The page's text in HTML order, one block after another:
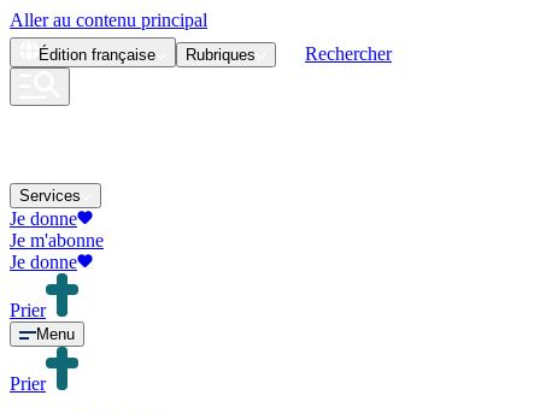
Aller au contenu principal
Édition française Rubriques Rechercher
Services
Je donne
Je m'abonne
Je donne
Prier
Menu
Prier